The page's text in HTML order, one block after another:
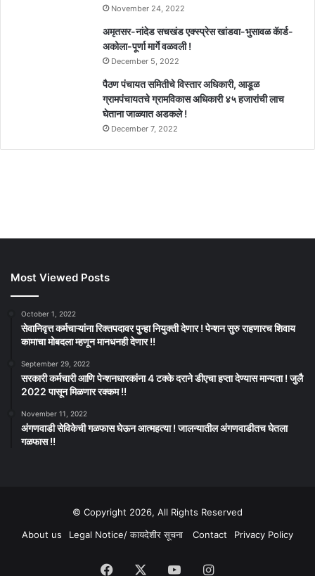
November 24, 2022
अमृतसर-नांदेड सचखंड एक्स्प्रेस खांडवा-भुसावळ कॅार्ड-
अकोला-पूर्णा मार्गे वळवली !
December 5, 2022
पैठण पंचायत समितीचे विस्तार अधिकारी, आडूळ
ग्रामपंचायतचे ग्रामविकास अधिकारी ४५ हजारांची लाच
घेताना जाळ्यात अडकले !
December 7, 2022
Most Viewed Posts
October 1, 2022
सेवानिवृत्त कर्मचाऱ्यांना रिक्तपदावर पुन्हा नियुक्ती देणार ! पेन्शन सुरु राहणारच शिवाय
कामाचा मोबदला म्हणून मानधनही देणार !!
September 29, 2022
सरकारी कर्मचारी आणि पेन्शनधारकांना 4 टक्के दराने डीएचा हप्ता देण्यास मान्यता ! जुलै
2022 पासून मिळणार रक्कम !!
November 11, 2022
अंगणवाडी सेविकेची गळफास घेऊन आत्महत्या ! जालन्यातील अंगणवाडीतच घेतला
गळफास !!
© Copyright 2026, All Rights Reserved
About us
Legal Notice/ कायदेशीर सूचना Contact Privacy Policy
Facebook YouTubeInstagram